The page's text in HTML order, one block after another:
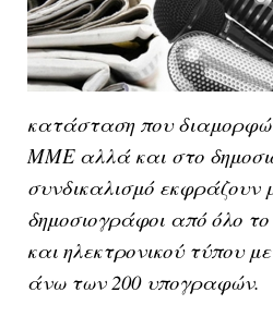
κατάσταση που
ΜΜΕ αλλά και στο
συνδικαλισμό εκφράζουν
δημοσιογράφοι από όλο
και ηλεκτρονικού τύπου
άνω των 200 υπογραφών.